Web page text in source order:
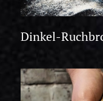
Dinkel-